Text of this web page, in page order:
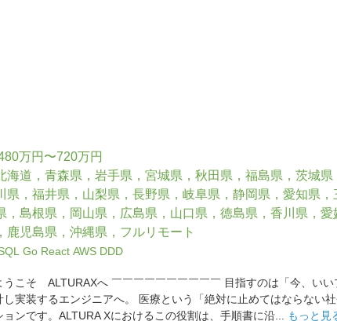
万円〜720万円
海道，青森県，岩手県，宮城県，秋田県，福島県，茨城
県，福井県，山梨県，長野県，岐阜県，静岡県，愛知県
，島根県，岡山県，広島県，山口県，徳島県，香川県，
鹿児島県，沖縄県，フルリモート
Go React AWS DDD
うこそ ALTURAXへ ￣￣￣￣￣￣￣￣￣￣ 目指すのは「今、い
し実装するエンジニアへ。 医療という「絶対に止めてはならない
ョンです。ALTURA Xにおけるこの役割は、手順書に沿...
もっと見